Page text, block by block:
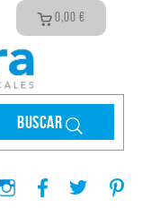
0,00 €
Buscar